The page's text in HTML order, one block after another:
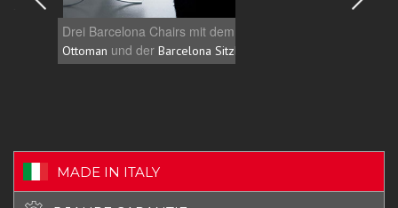
Drei Barcelona Chairs mit dem
Ottoman und der Barcelona Sitzbank
MADE IN ITALY